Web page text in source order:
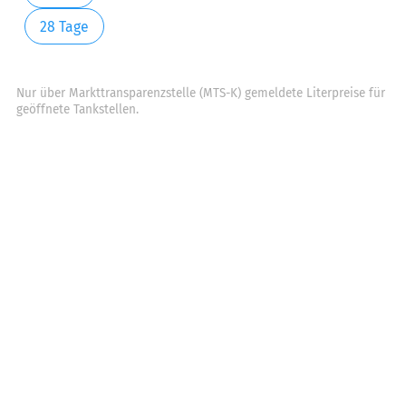
28 Tage
Nur über Markttransparenzstelle (MTS-K) gemeldete Literpreise für
geöffnete Tankstellen.